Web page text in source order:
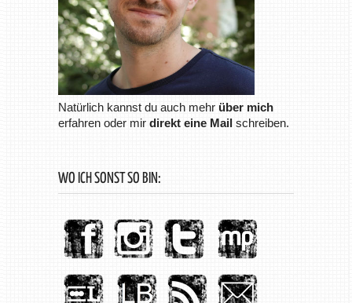
Natürlich kannst du auch mehr über mich
erfahren oder mir direkt eine Mailschreiben.
WO ICH SONST SO BIN: